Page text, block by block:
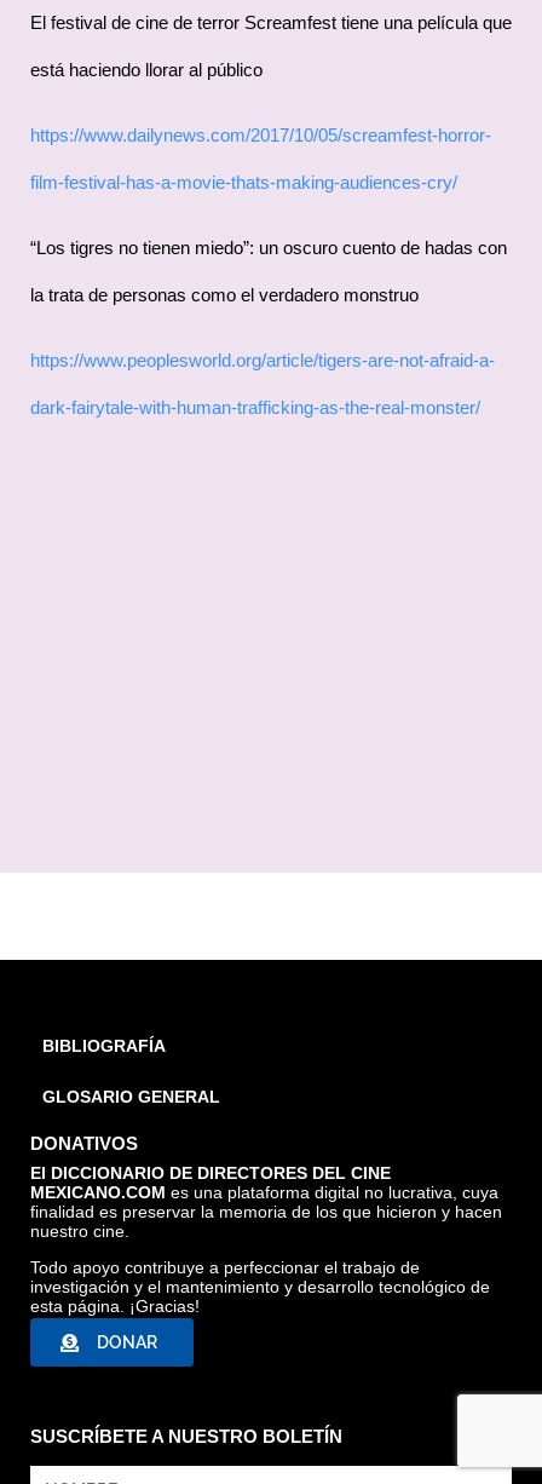
El festival de cine de terror Screamfest tiene una película que
está haciendo llorar al público
https://www.dailynews.com/2017/10/05/screamfest-horror-
film-festival-has-a-movie-thats-making-audiences-cry/
“Los tigres no tienen miedo”: un oscuro cuento de hadas con
la trata de personas como el verdadero monstruo
https://www.peoplesworld.org/article/tigers-are-not-afraid-a-
dark-fairytale-with-human-trafficking-as-the-real-monster/
BIBLIOGRAFÍA
GLOSARIO GENERAL
DONATIVOS
El DICCIONARIO DE DIRECTORES DEL CINE
MEXICANO.COM es una plataforma digital no lucrativa, cuya
finalidad es preservar la memoria de los que hicieron y hacen
nuestro cine.
Todo apoyo contribuye a perfeccionar el trabajo de
investigación y el mantenimiento y desarrollo tecnológico de
esta página. ¡Gracias!
DONAR
SUSCRÍBETE A NUESTRO BOLETÍN